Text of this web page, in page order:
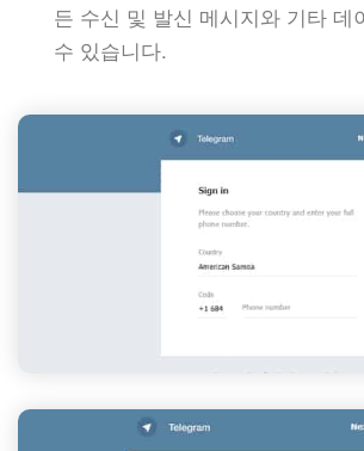
든 수신 및 발신 메시지와 기타 데
수 있습니다.